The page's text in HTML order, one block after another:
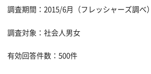
調査期間：2015/6月（フレッシャーズ調べ）
調査対象：社会人男女
有効回答件数：500件